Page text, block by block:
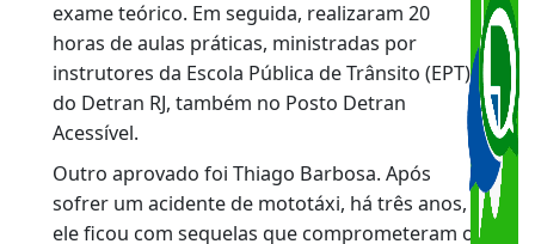
Salete foi uma das aprovadas no exame prático
de direção destinado aos alunos do programa
Cidadania Sobre Rodas. A prova foi realizada
no Posto Detran Acessível, localizado na
Avenida Francisco Bicalho, no Centro do Rio, o
único do Brasil totalmente adaptado às
necessidades das pessoas com deficiência.